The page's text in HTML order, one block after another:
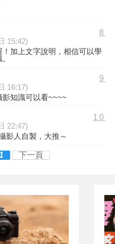
15:42)
8
加上文字說明，相信可以學
16:17)
9
知識可以看~~~~
22:47)
10
影人自製，大推～
下一頁